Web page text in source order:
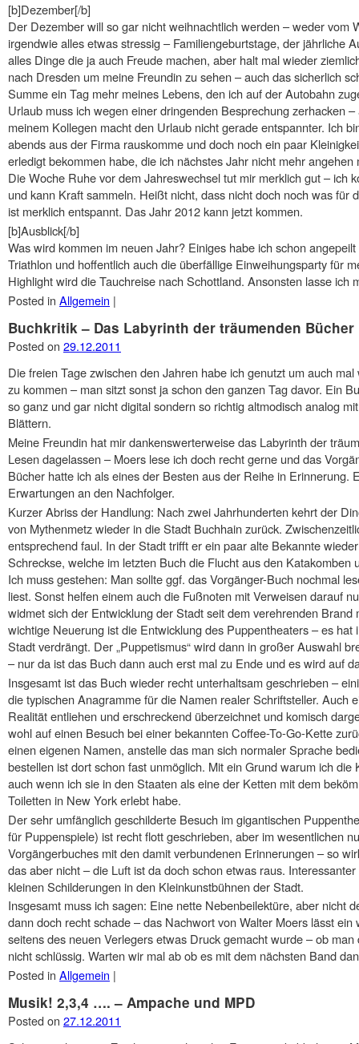
[b]Dezember[/b]
Der Dezember will so gar nicht weihnachtlich werden – weder vom
irgendwie alles etwas stressig – Familiengeburtstage, der jährliche
alles Dinge die ja auch Freude machen, aber halt mal wieder
nach Dresden um meine Freundin zu sehen – auch das sicherlich
Summe ein Tag mehr meines Lebens, den ich auf der Autobahn
Urlaub muss ich wegen einer dringenden Besprechung zerhacken
meinem Kollegen macht den Urlaub nicht gerade entspannter. Ich
abends aus der Firma rauskomme und doch noch ein paar
erledigt bekommen habe, die ich nächstes Jahr nicht mehr angehen
Die Woche Ruhe vor dem Jahreswechsel tut mir merklich gut – ich
und kann Kraft sammeln. Heißt nicht, dass nicht doch noch was für
ist merklich entspannt. Das Jahr 2012 kann jetzt kommen.
[b]Ausblick[/b]
Was wird kommen im neuen Jahr? Einiges habe ich schon
Triathlon und hoffentlich auch die überfällige Einweihungsparty für
Highlight wird die Tauchreise nach Schottland. Ansonsten lasse ich
Posted in Allgemein |
Buchkritik – Das Labyrinth der träumenden Bücher
Posted on 29.12.2011
Die freien Tage zwischen den Jahren habe ich genutzt um auch
zu kommen – man sitzt sonst ja schon den ganzen Tag davor. Ein
so ganz und gar nicht digital sondern so richtig altmodisch analog
Blättern.
Meine Freundin hat mir dankenswerterweise das Labyrinth der
Lesen dagelassen – Moers lese ich doch recht gerne und das
Bücher hatte ich als eines der Besten aus der Reihe in Erinnerung.
Erwartungen an den Nachfolger.
Kurzer Abriss der Handlung: Nach zwei Jahrhunderten kehrt der
von Mythenmetz wieder in die Stadt Buchhain zurück.
entsprechend faul. In der Stadt trifft er ein paar alte Bekannte
Schreckse, welche im letzten Buch die Flucht aus den Katakomben
Ich muss gestehen: Man sollte ggf. das Vorgänger-Buch nochmal
liest. Sonst helfen einem auch die Fußnoten mit Verweisen darauf
widmet sich der Entwicklung der Stadt seit dem verehrenden
wichtige Neuerung ist die Entwicklung des Puppentheaters – es
Stadt verdrängt. Der „Puppetismus“ wird dann in großer Auswahl
– nur da ist das Buch dann auch erst mal zu Ende und es wird auf
Insgesamt ist das Buch wieder recht unterhaltsam geschrieben –
die typischen Anagramme für die Namen realer Schriftsteller. Auch
Realität entliehen und erschreckend überzeichnet und komisch
wohl auf einen Besuch bei einer bekannten Coffee-To-Go-Kette
einen eigenen Namen, anstelle das man sich normaler Sprache
bestellen ist dort schon fast unmöglich. Mit ein Grund warum ich
auch wenn ich sie in den Staaten als eine der Ketten mit dem
Toiletten in New York erlebt habe.
Der sehr umfänglich geschilderte Besuch im gigantischen
für Puppenspiele) ist recht flott geschrieben, aber im wesentlichen
Vorgängerbuches mit den damit verbundenen Erinnerungen – so
das aber nicht – die Luft ist da doch schon etwas raus.
kleinen Schilderungen in den Kleinkunstbühnen der Stadt.
Insgesamt muss ich sagen: Eine nette Nebenbeilektüre, aber nicht
dann doch recht schade – das Nachwort von Walter Moers lässt
seitens des neuen Verlegers etwas Druck gemacht wurde – ob
nicht schlüssig. Warten wir mal ab ob es mit dem nächsten Band
Posted in Allgemein |
Musik! 2,3,4 …. – Ampache und MPD
Posted on 27.12.2011